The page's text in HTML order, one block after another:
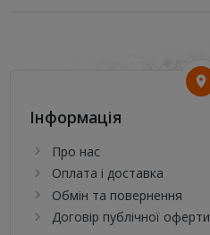
Інформація
Про нас
Оплата і доставка
Обмін та повернення
Договір публічної оферти